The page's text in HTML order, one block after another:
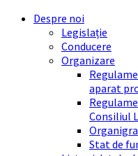
Skip
Skip
Skip
Skip
Despre noi
Legislație
Conducere
Organizare
aparat
Consiliul
Stat de